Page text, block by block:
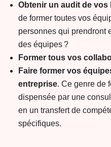
Obtenir un audit de vos
de former toutes vos
personnes qui prendront
des équipes ?
Former tous vos
Faire former vos
entreprise. Ce genre de
dispensée par une
en un transfert de
spécifiques.